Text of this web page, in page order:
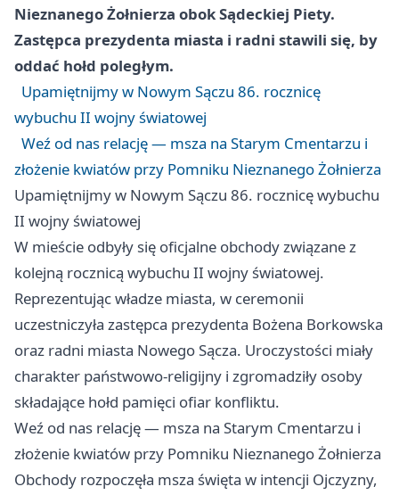
Nieznanego Żołnierza obok Sądeckiej Piety.
Zastępca prezydenta miasta i radni stawili się, by
oddać hołd poległym.
Upamiętnijmy w Nowym Sączu 86. rocznicę
wybuchu II wojny światowej
Weź od nas relację — msza na Starym Cmentarzu i
złożenie kwiatów przy Pomniku Nieznanego Żołnierza
Upamiętnijmy w Nowym Sączu 86. rocznicę wybuchu
II wojny światowej
W mieście odbyły się oficjalne obchody związane z
kolejną rocznicą wybuchu II wojny światowej.
Reprezentując władze miasta, w ceremonii
uczestniczyła zastępca prezydenta Bożena Borkowska
oraz radni miasta Nowego Sącza. Uroczystości miały
charakter państwowo-religijny i zgromadziły osoby
składające hołd pamięci ofiar konfliktu.
Weź od nas relację — msza na Starym Cmentarzu i
złożenie kwiatów przy Pomniku Nieznanego Żołnierza
Obchody rozpoczęła msza święta w intencji Ojczyzny,